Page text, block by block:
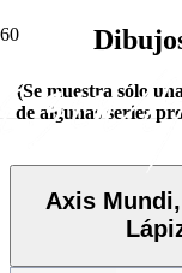
(Se muestra sólo
de algunas series
Axis